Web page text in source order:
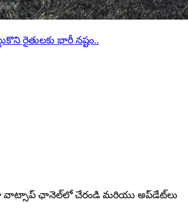
రైతులకు భారీ నష్టం..
వాట్సాప్ ఛానెల్‌లో చేరండి మరియు అప్‌డేట్‌లు